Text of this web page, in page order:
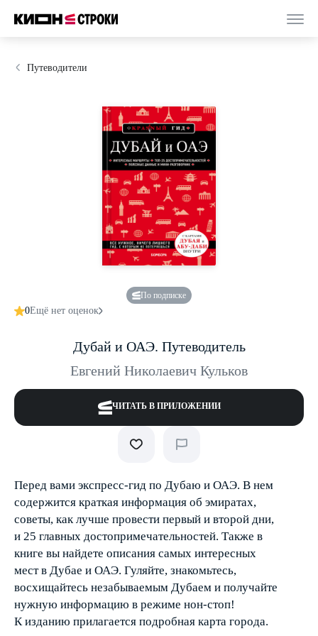
Путеводители
По подписке
0Ещё нет оценок
Дубай и ОАЭ. Путеводитель
Евгений Николаевич Кульков
ЧИТАТЬ В ПРИЛОЖЕНИИ
Перед вами экспресс-гид по Дубаю и ОАЭ. В нем
содержится краткая информация об эмиратах,
советы, как лучше провести первый и второй дни,
и 25 главных достопримечательностей. Также в
книге вы найдете описания самых интересных
мест в Дубае и ОАЭ. Гуляйте, знакомьтесь,
восхищайтесь незабываемым Дубаем и получайте
нужную информацию в режиме нон-стоп!
К изданию прилагается подробная карта города.